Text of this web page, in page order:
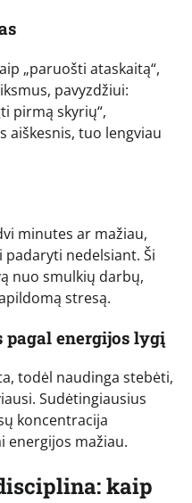
„paruošti ataskaitą“,
pavyzdžiui:
pirmą skyrių“,
aiškesnis, tuo lengviau
minutes ar mažiau,
nedelsiant. Ši
nuo smulkių darbų,
stresą.
energijos lygį
todėl naudinga stebėti,
Sudėtingiausius
koncentracija
energijos mažiau.
kaip